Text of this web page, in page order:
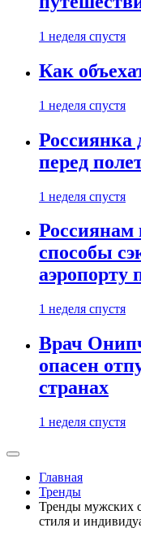
1 неделя спустя
Как
1 неделя спустя
Россиянка
перед
1 неделя спустя
Россиянам
способы
аэропорту
1 неделя спустя
Врач
опасен
странах
1 неделя спустя
Главная
Тренды
Тренды мужских
стиля и